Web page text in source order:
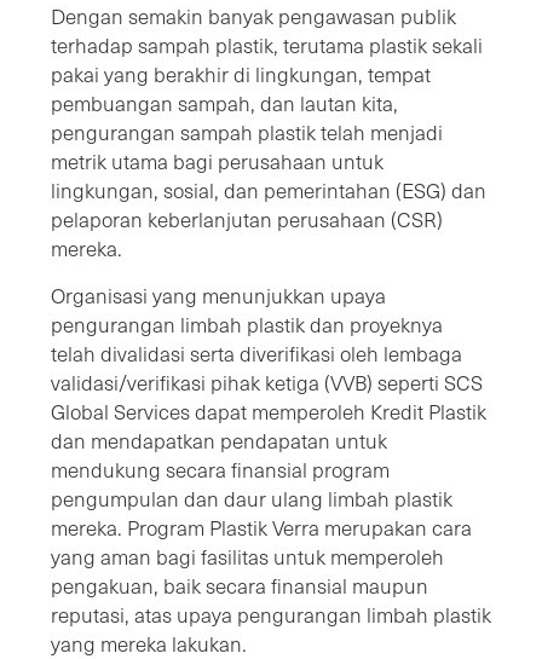
Dengan semakin banyak pengawasan publik
terhadap sampah plastik, terutama plastik sekali
pakai yang berakhir di lingkungan, tempat
pembuangan sampah, dan lautan kita,
pengurangan sampah plastik telah menjadi
metrik utama bagi perusahaan untuk
lingkungan, sosial, dan pemerintahan (ESG) dan
pelaporan keberlanjutan perusahaan (CSR)
mereka.
Organisasi yang menunjukkan upaya
pengurangan limbah plastik dan proyeknya
telah divalidasi serta diverifikasi oleh lembaga
validasi/verifikasi pihak ketiga (VVB) seperti SCS
Global Services dapat memperoleh Kredit Plastik
dan mendapatkan pendapatan untuk
mendukung secara finansial program
pengumpulan dan daur ulang limbah plastik
mereka. Program Plastik Verra merupakan cara
yang aman bagi fasilitas untuk memperoleh
pengakuan, baik secara finansial maupun
reputasi, atas upaya pengurangan limbah plastik
yang mereka lakukan.